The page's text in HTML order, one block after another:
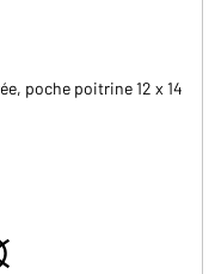
poche poitrine 12 x 14